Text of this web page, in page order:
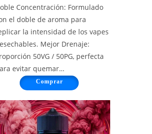
Concentración: Formulado
el doble de aroma para
la intensidad de los vapes
Mejor Drenaje:
50VG / 50PG, perfecta
evitar quemar…
Comprar